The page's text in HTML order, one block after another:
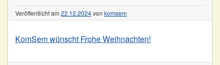
Veröffentlicht am 22.12.2024von komsem
KomSem wünscht Frohe Weihnachten!